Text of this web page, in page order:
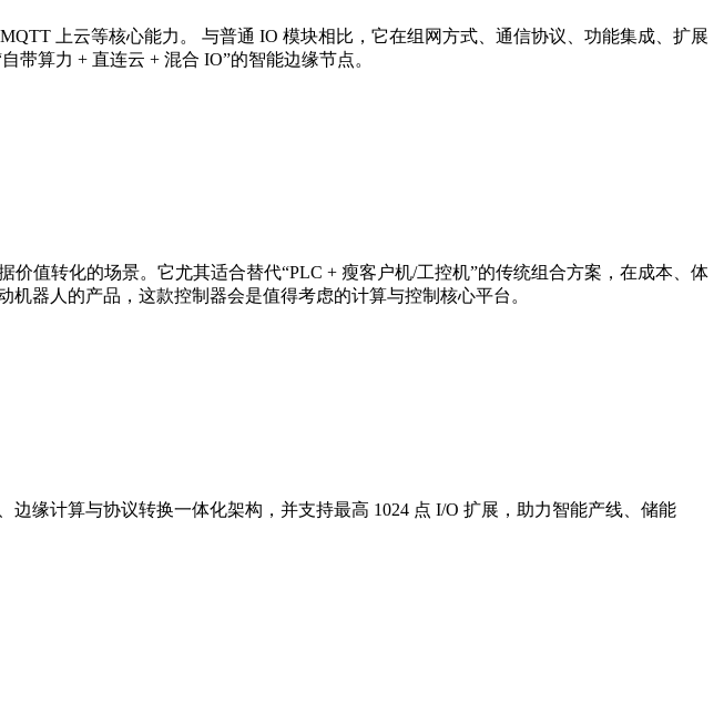
上云等核心能力。 与普通 IO 模块相比，它在组网方式、通信协议、功能集成、扩展
带算力 + 直连云 + 混合 IO”的智能边缘节点。
值转化的场景。它尤其适合替代“PLC + 瘦客户机/工控机”的传统组合方案，在成本、体
器人的产品，这款控制器会是值得考虑的计算与控制核心平台。
缘计算与协议转换一体化架构，并支持最高 1024 点 I/O 扩展，助力智能产线、储能